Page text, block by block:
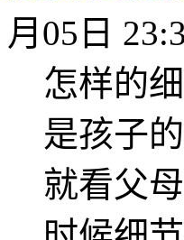
月05日
怎样的
是孩子
就看父